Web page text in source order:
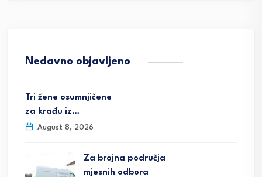
Nedavno objavljeno
Tri žene osumnjičene
za krađu iz…
August 8, 2026
Za brojna područja
mjesnih odbora